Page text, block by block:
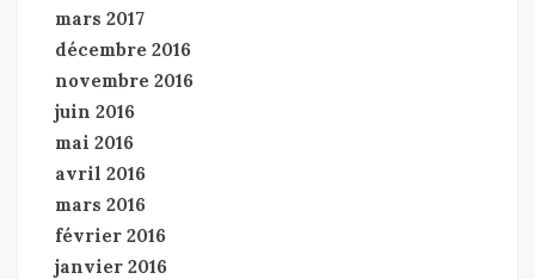
mars 2017
décembre 2016
novembre 2016
juin 2016
mai 2016
avril 2016
mars 2016
février 2016
janvier 2016